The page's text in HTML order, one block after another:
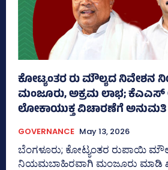
ಕೋಟ್ಯಂತರ ರು ಮೌಲ್ಯದ
ಮಂಜೂರು, ಅಕ್ರಮ ಲಾಭ; ಕೆಎಎಸ್
ಲೋಕಾಯುಕ್ತ ವಿಚಾರಣೆಗೆ ಅನುಮತಿ
GOVERNANCE May 13, 2026
ಬೆಂಗಳೂರು; ಕೋಟ್ಯಂತರ ರುಪಾಯಿ
ನಿಯಮಬಾಹಿರವಾಗಿ ಮಂಜೂರು ಮಾಡಿ